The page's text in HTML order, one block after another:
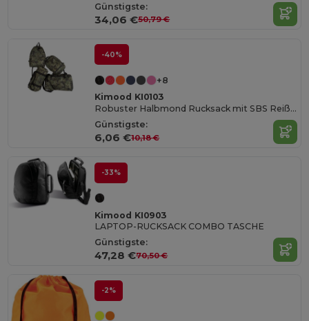
Günstigste:
34,06 €50,79 €
-40%
+8
Kimood KI0103
Robuster Halbmond Rucksack mit SBS Reißverschlüssen
Günstigste:
6,06 €10,18 €
-33%
Kimood KI0903
LAPTOP-RUCKSACK COMBO TASCHE
Günstigste:
47,28 €70,50 €
-2%